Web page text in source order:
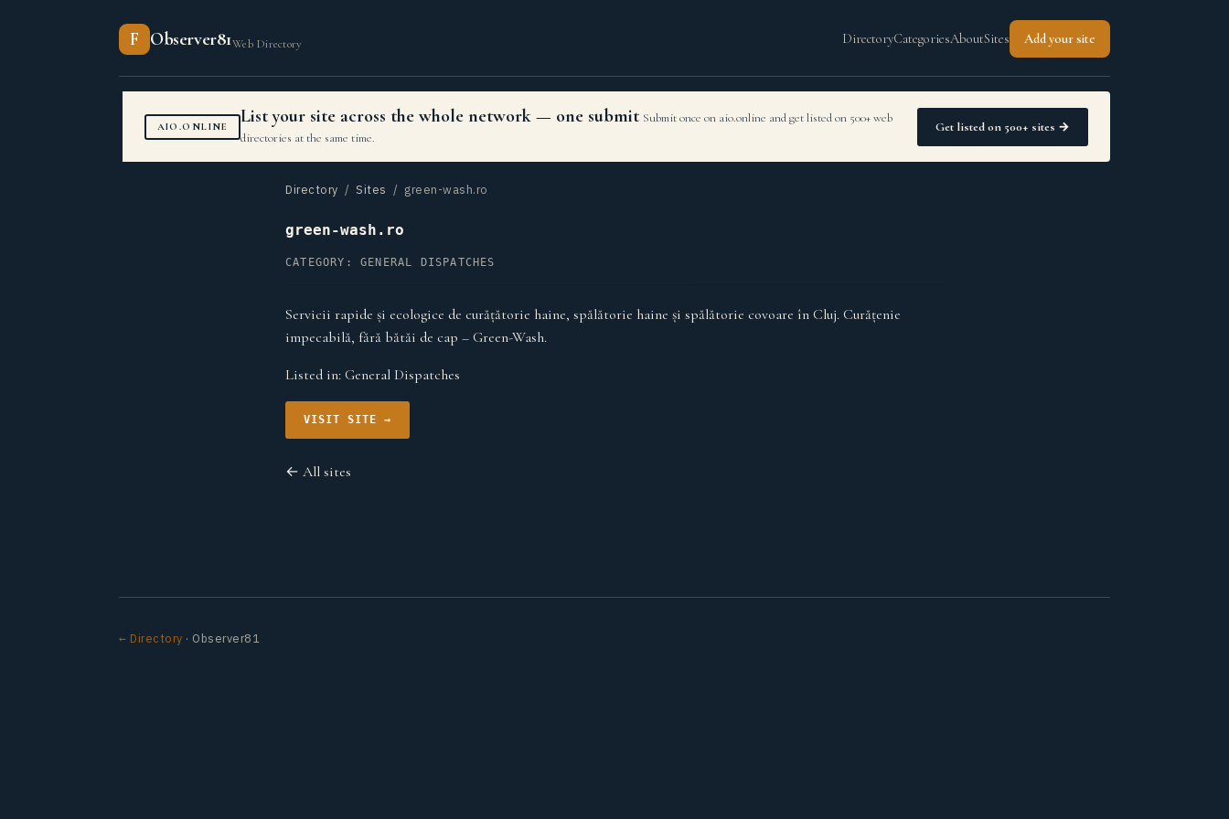
F Observer81Web Directory DirectoryCategoriesAboutSites Add your site
AIO.ONLINE List your site across the whole network — one submit Submit once on aio.online and get listed on 500+ web
directories at the same time.
Get listed on 500+ sites →
Directory / Sites / green-wash.ro
green-wash.ro
CATEGORY: GENERAL DISPATCHES
Servicii rapide și ecologice de curățătorie haine, spălătorie haine și spălătorie covoare în Cluj. Curățenie
impecabilă, fără bătăi de cap – Green-Wash.
Listed in: General Dispatches
VISIT SITE →
← All sites
← Directory · Observer81